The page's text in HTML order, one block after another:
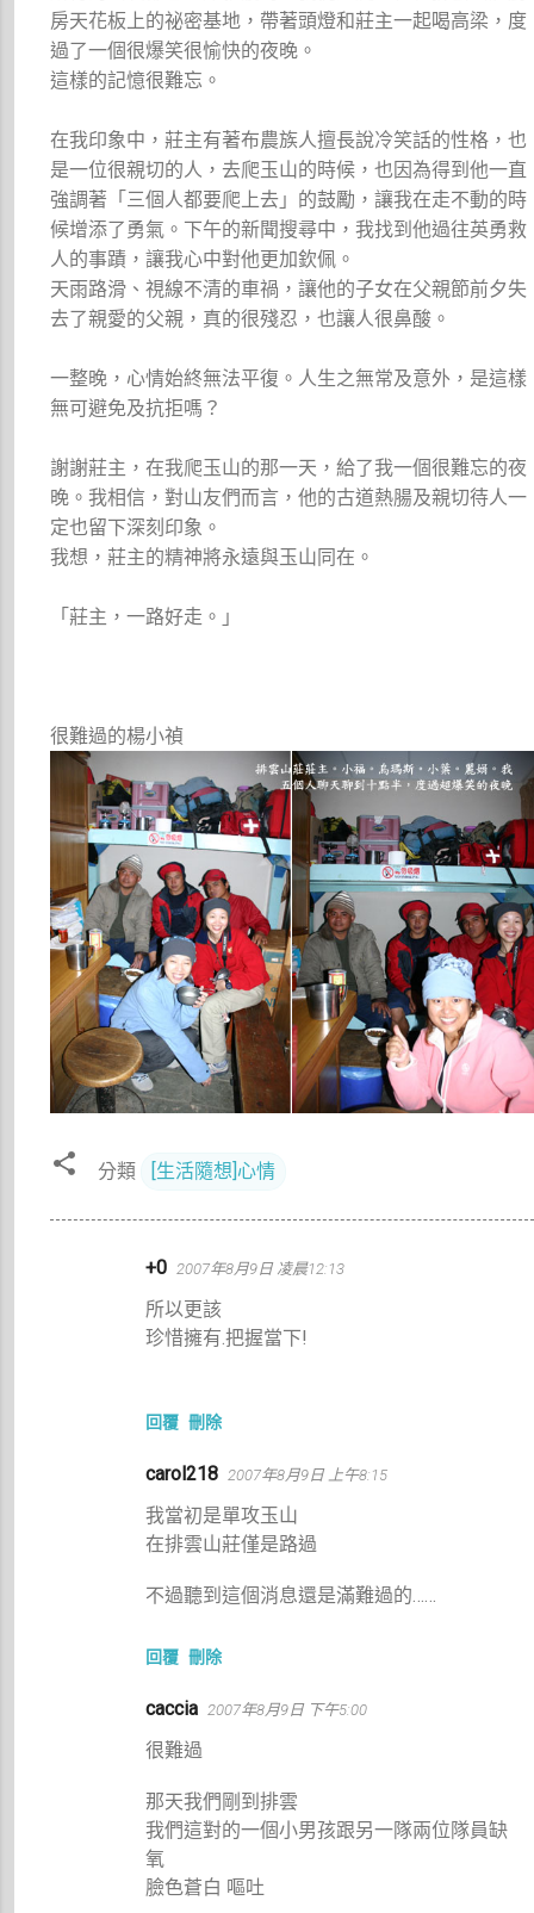
房天花板上的祕密基地，帶著頭燈和莊主一起喝高梁，度
過了一個很爆笑很愉快的夜晚。
這樣的記憶很難忘。
在我印象中，莊主有著布農族人擅長說冷笑話的性格，也
是一位很親切的人，去爬玉山的時候，也因為得到他一直
強調著「三個人都要爬上去」的鼓勵，讓我在走不動的時
候增添了勇氣。下午的新聞搜尋中，我找到他過往英勇救
人的事蹟，讓我心中對他更加欽佩。
天雨路滑、視線不清的車禍，讓他的子女在父親節前夕失
去了親愛的父親，真的很殘忍，也讓人很鼻酸。
一整晚，心情始終無法平復。人生之無常及意外，是這樣
無可避免及抗拒嗎？
謝謝莊主，在我爬玉山的那一天，給了我一個很難忘的夜
晚。我相信，對山友們而言，他的古道熱腸及親切待人一
定也留下深刻印象。
我想，莊主的精神將永遠與玉山同在。
「莊主，一路好走。」
很難過的楊小禎
分類 [生活隨想]心情
+0 2007年8月9日 凌晨12:13
所以更該
珍惜擁有.把握當下!
回覆 刪除
carol218 2007年8月9日 上午8:15
我當初是單攻玉山
在排雲山莊僅是路過
不過聽到這個消息還是滿難過的……
回覆 刪除
caccia 2007年8月9日 下午5:00
很難過
那天我們剛到排雲
我們這對的一個小男孩跟另一隊兩位隊員缺
氧
臉色蒼白 嘔吐